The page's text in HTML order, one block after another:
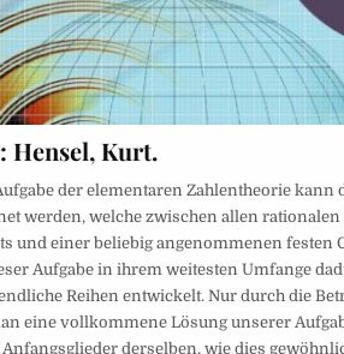
Hensel, Kurt.
der elementaren Zahlentheorie kann
werden, welche zwischen allen
und einer beliebig angenommenen festen
Aufgabe in ihrem weitesten Umfange
Reihen entwickelt. Nur durch die
eine vollkommene Lösung unserer
Anfangsglieder derselben, wie dies